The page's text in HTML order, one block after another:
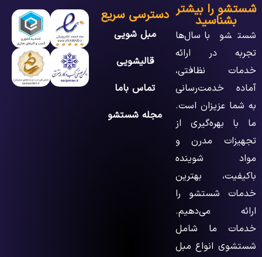
شستشو را بیشتر
بشناسید
شستشو با سال‌ها
تجربه در ارائه
خدمات نظافتی،
آماده خدمت‌رسانی
به شما عزیزان است.
ما با بهره‌گیری از
تجهیزات مدرن و
مواد شوینده
باکیفیت، بهترین
خدمات شستشو را
ارائه می‌دهیم.
خدمات ما شامل
شستشوی انواع مبل
دسترسی سریع
مبل شویی
قالیشویی
تماس باما
مجله شستشو